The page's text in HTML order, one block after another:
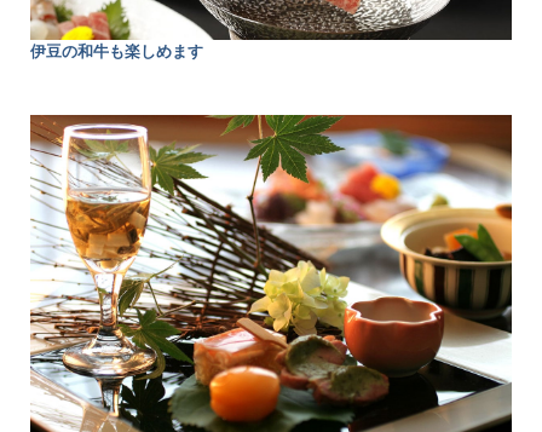
伊豆の和牛も楽しめます